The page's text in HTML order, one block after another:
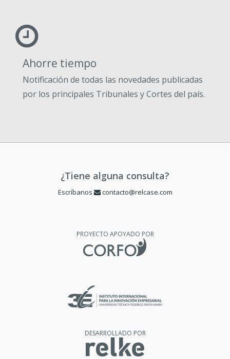
Ahorre tiempo
Notificación de todas las novedades publicadas
por los principales Tribunales y Cortes del país.
¿Tiene alguna consulta?
Escríbanos contacto@relcase.com
PROYECTO APOYADO POR
DESARROLLADO POR